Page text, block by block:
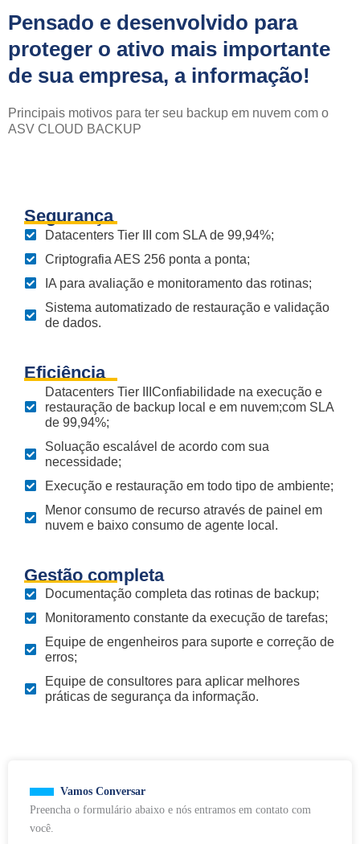
Pensado e desenvolvido para
proteger o ativo mais importante
de sua empresa, a informação!
Principais motivos para ter seu backup em nuvem com o
ASV CLOUD BACKUP
Segurança
Datacenters Tier III com SLA de 99,94%;
Criptografia AES 256 ponta a ponta;
IA para avaliação e monitoramento das rotinas;
Sistema automatizado de restauração e validação
de dados.
Eficiência
Datacenters Tier IIIConfiabilidade na execução e
restauração de backup local e em nuvem;com SLA
de 99,94%;
Soluação escalável de acordo com sua
necessidade;
Execução e restauração em todo tipo de ambiente;
Menor consumo de recurso através de painel em
nuvem e baixo consumo de agente local.
Gestão completa
Documentação completa das rotinas de backup;
Monitoramento constante da execução de tarefas;
Equipe de engenheiros para suporte e correção de
erros;
Equipe de consultores para aplicar melhores
práticas de segurança da informação.
Vamos Conversar
Preencha o formulário abaixo e nós entramos em contato com
você.